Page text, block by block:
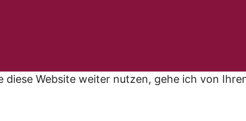
Website weiter nutzen, gehe ich von